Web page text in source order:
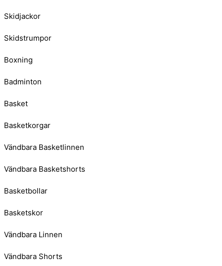
Skidjackor
Skidstrumpor
Boxning
Badminton
Basket
Basketkorgar
Vändbara Basketlinnen
Vändbara Basketshorts
Basketbollar
Basketskor
Vändbara Linnen
Vändbara Shorts